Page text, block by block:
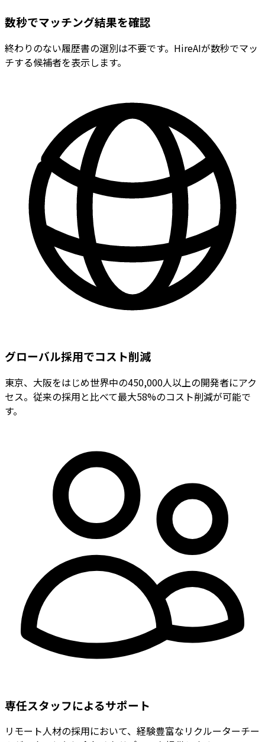
数秒でマッチング結果を確認
終わりのない履歴書の選別は不要です。HireAIが数秒でマッ
チする候補者を表示します。
グローバル採用でコスト削減
東京、大阪をはじめ世界中の450,000人以上の開発者にアク
セス。従来の採用と比べて最大58%のコスト削減が可能で
す。
専任スタッフによるサポート
リモート人材の採用において、経験豊富なリクルーターチー